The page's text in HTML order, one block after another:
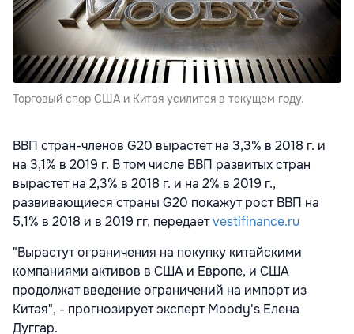
Торговый спор США и Китая усилится в текущем году.
ВВП стран-членов G20 вырастет на 3,3% в 2018 г. и
на 3,1% в 2019 г. В том числе ВВП развитых стран
вырастет на 2,3% в 2018 г. и на 2% в 2019 г.,
развивающиеся страны G20 покажут рост ВВП на
5,1% в 2018 и в 2019 гг, передаетvestifinance.ru
"Вырастут ограничения на покупку китайскими
компаниями активов в США и Европе, и США
продолжат введение ограничений на импорт из
Китая", - прогнозирует эксперт Moody's Елена
Дуггар.